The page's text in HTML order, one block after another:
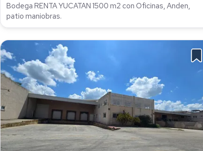
Bodega RENTA YUCATAN 1500 m2 con Oficinas, Anden,
patio maniobras.